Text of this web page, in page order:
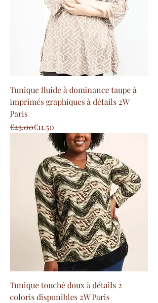
Tunique fluide à dominance taupe à
imprimés graphiques à détails 2W
Paris
Regular Price
€23.00
Sale Price€11.50
Tunique touché doux à détails 2
coloris disponibles 2W Paris